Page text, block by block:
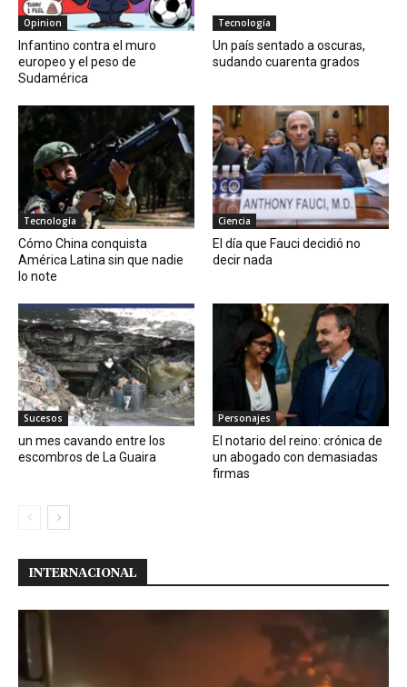
Opinion
Infantino contra el muro
europeo y el peso de
Sudamérica
Tecnología
Un país sentado a oscuras,
sudando cuarenta grados
Tecnología
Cómo China conquista
América Latina sin que nadie
lo note
Ciencia
El día que Fauci decidió no
decir nada
Sucesos
un mes cavando entre los
escombros de La Guaira
Personajes
El notario del reino: crónica de
un abogado con demasiadas
firmas
INTERNACIONAL